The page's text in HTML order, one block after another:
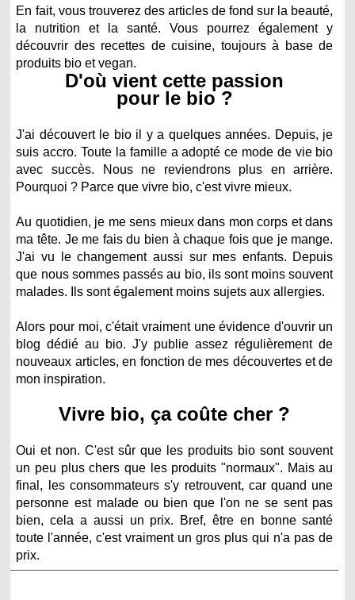
En fait, vous trouverez des articles de fond sur la beauté,
la nutrition et la santé. Vous pourrez également y
découvrir des recettes de cuisine, toujours à base de
produits bio et vegan.
D'où vient cette passion
pour le bio ?
J'ai découvert le bio il y a quelques années. Depuis, je
suis accro. Toute la famille a adopté ce mode de vie bio
avec succès. Nous ne reviendrons plus en arrière.
Pourquoi ? Parce que vivre bio, c'est vivre mieux.
Au quotidien, je me sens mieux dans mon corps et dans
ma tête. Je me fais du bien à chaque fois que je mange.
J'ai vu le changement aussi sur mes enfants. Depuis
que nous sommes passés au bio, ils sont moins souvent
malades. Ils sont également moins sujets aux allergies.
Alors pour moi, c'était vraiment une évidence d'ouvrir un
blog dédié au bio. J'y publie assez régulièrement de
nouveaux articles, en fonction de mes découvertes et de
mon inspiration.
Vivre bio, ça coûte cher ?
Oui et non. C'est sûr que les produits bio sont souvent
un peu plus chers que les produits "normaux". Mais au
final, les consommateurs s'y retrouvent, car quand une
personne est malade ou bien que l'on ne se sent pas
bien, cela a aussi un prix. Bref, être en bonne santé
toute l'année, c'est vraiment un gros plus qui n'a pas de
prix.